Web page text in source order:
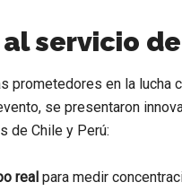
servicio
prometedores en la lucha
se presentaron
de Chile y Perú:
real para medir